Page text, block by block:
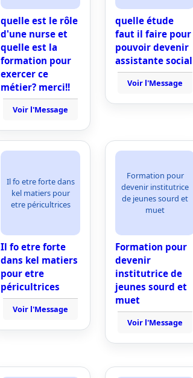
quelle est le rôle
d'une nurse et
quelle est la
formation pour
exercer ce
métier? merci!!
Voir l'Message
quelle étude
faut il faire pour
pouvoir devenir
assistante social
Voir l'Message
Il fo etre forte dans
kel matiers pour
etre péricultrices
Il fo etre forte
dans kel matiers
pour etre
péricultrices
Voir l'Message
Formation pour
devenir institutrice
de jeunes sourd et
muet
Formation pour
devenir
institutrice de
jeunes sourd et
muet
Voir l'Message